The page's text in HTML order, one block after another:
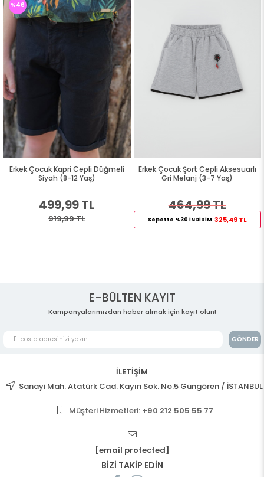
Erkek Çocuk Kapri Cepli Düğmeli
Siyah (8-12 Yaş)
499,99 TL
919,99 TL
%46
Erkek Çocuk Şort Cepli Aksesuarlı
Gri Melanj (3-7 Yaş)
464,99 TL
Sepette %30 İNDİRİM 325,49 TL
E-BÜLTEN KAYIT
Kampanyalarımızdan haber almak için kayıt olun!
GÖNDER
İLETİŞİM
Sanayi Mah. Atatürk Cad. Kayın Sok. No:5 Güngören / İSTANBUL
Müşteri Hizmetleri: +90 212 505 55 77
[email protected]
BİZİ TAKİP EDİN